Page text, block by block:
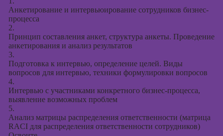
Анкетирование и интервьюирование сотрудников бизнес-
процесса
2.
Принцип составления анкет, структура анкеты. Проведение
анкетирования и анализ результатов
3.
Подготовка к интервью, определение целей. Виды
вопросов для интервью, техники формулировки вопросов
4.
Интервью с участниками конкретного бизнес-процесса,
выявление возможных проблем
5.
Анализ матрицы распределения ответственности (матрица
RACI для распределения ответственности сотрудников)